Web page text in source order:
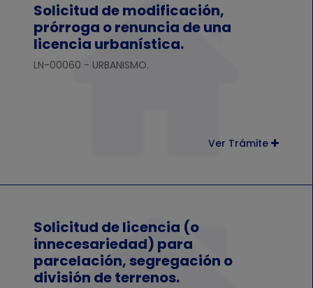
Solicitud de modificación,
prórroga o renuncia de una
licencia urbanística.
LN-00060 - URBANISMO.
Ver Trámite
Solicitud de licencia (o
innecesariedad) para
parcelación, segregación o
división de terrenos.